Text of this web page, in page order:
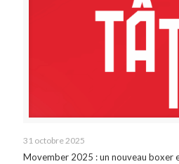
31 octobre 2025
Movember 2025 : un nouveau boxer